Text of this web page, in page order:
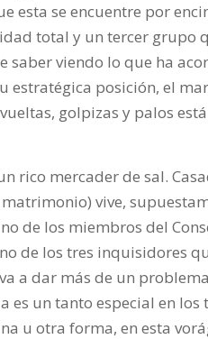
se encuentre por
total y un tercer grupo
saber viendo lo que ha
estratégica posición, el
golpizas y palos
rico mercader de sal.
vive,
de los miembros del
de los tres inquisidores
a dar más de un
es un tanto especial en
u otra forma, en esta